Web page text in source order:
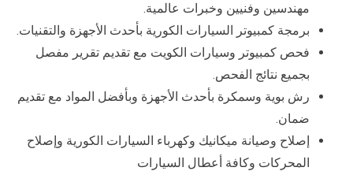
مهندسين وفنيين وخبرات عالمية.
برمجة كمبيوتر السيارات الكورية بأحدث الأجهزة والتقنيات.
فحص كمبيوتر وسيارات الكويت مع تقديم تقرير مفصل
بجميع نتائج الفحص.
رش بوية وسمكرة بأحدث الأجهزة وبأفضل المواد مع تقديم
ضمان.
إصلاح وصيانة ميكانيك وكهرباء السيارات الكورية وإصلاح
المحركات وكافة أعطال السيارات